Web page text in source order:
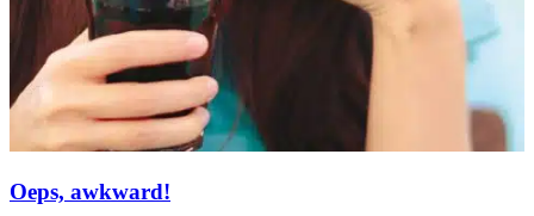
Oeps, awkward!